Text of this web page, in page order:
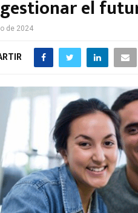
el
de 2024